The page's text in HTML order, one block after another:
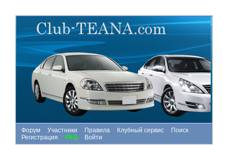
Форум Участники Правила Клубный сервис
Поиск
Регистрация
FAQ Войти